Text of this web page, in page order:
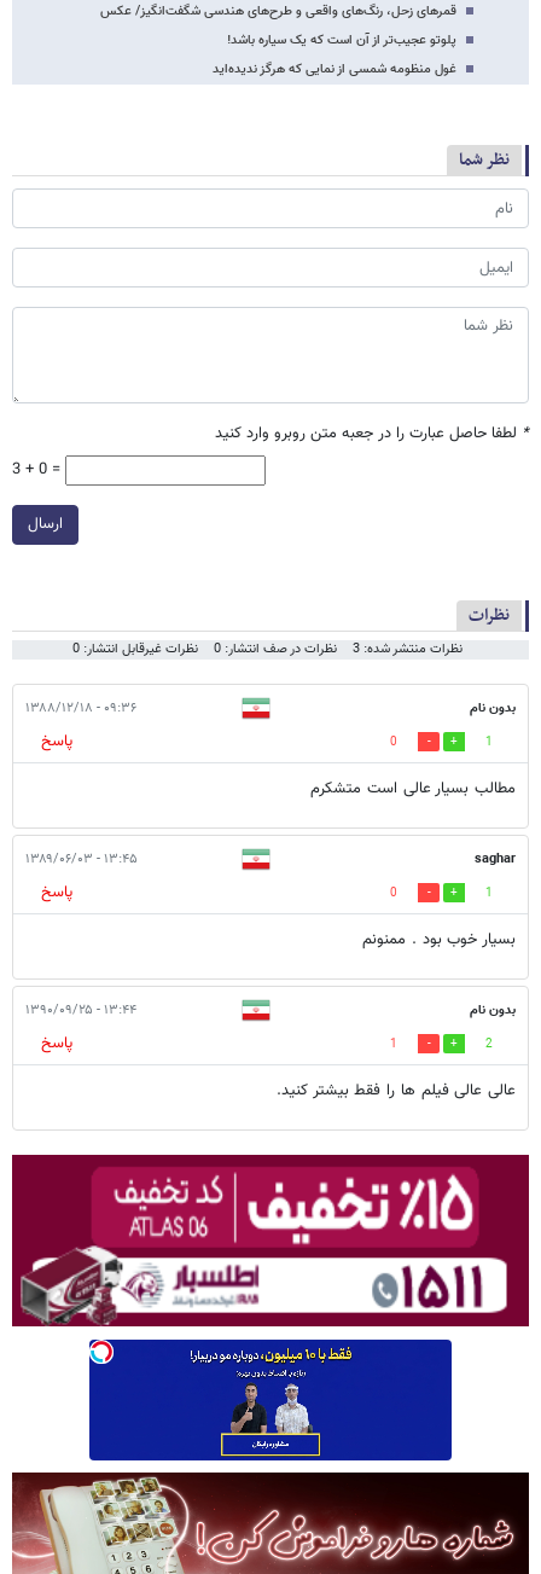
قمرهای زحل، رنگ‌های واقعی و طرح‌های هندسی شگفت‌انگیز/ عکس
پلوتو عجیب‌تر از آن است که یک سیاره باشد!
غول منظومه شمسی از نمایی که هرگز ندیده‌اید
نظر شما
* لطفا حاصل عبارت را در جعبه متن روبرو وارد کنید
3 + 0 =
ارسال
نظرات
نظرات منتشر شده: 3 نظرات در صف انتشار: 0 نظرات غیرقابل انتشار: 0
بدون نام ۰۹:۳۶ - ۱۳۸۸/۱۲/۱۸
1
0
پاسخ
مطالب بسیار عالی است متشکرم
saghar ۱۳:۴۵ - ۱۳۸۹/۰۶/۰۳
1
0
پاسخ
بسیار خوب بود . ممنونم
بدون نام ۱۳:۴۴ - ۱۳۹۰/۰۹/۲۵
2
1
پاسخ
عالی عالی فیلم ها را فقط بیشتر کنید.